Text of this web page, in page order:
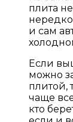
плита
и сам
Если
можно
плитой,
чаще
кто